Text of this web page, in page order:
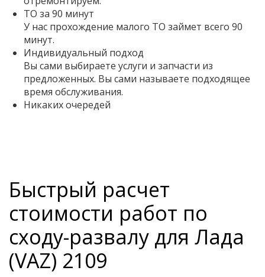
ТО за 90 минут
У нас прохождение малого ТО займет всего 90
минут.
Индивидуальный подход
Вы сами выбираете услуги и запчасти из
предложенных. Вы сами называете подходящее
время обслуживания.
Никаких очередей
Быстрый расчет
стоимости работ по
сходу-развалу для Лада
(VAZ) 2109